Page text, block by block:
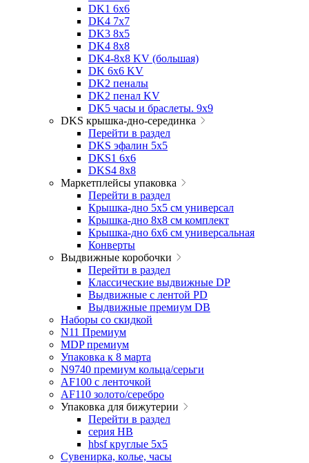
DK1 6x6
DK4 7х7
DK3 8x5
DK4 8x8
DK4-8x8 KV (большая)
DK 6х6 KV
DK2 пеналы
DK2 пенал KV
DK5 часы и браслеты. 9x9
DKS крышка-дно-серединка
Перейти в раздел
DKS эфалин 5x5
DKS1 6x6
DKS4 8x8
Маркетплейсы упаковка
Перейти в раздел
Крышка-дно 5x5 см универсал
Крышка-дно 8x8 см комплект
Крышка-дно 6x6 см универсальная
Конверты
Выдвижные коробочки
Перейти в раздел
Классические выдвижные DP
Выдвижные с лентой PD
Выдвижные премиум DB
Наборы со скидкой
N11 Премиум
MDP премиум
Упаковка к 8 марта
N9740 премиум кольца/серьги
AF100 с ленточкой
AF110 золото/серебро
Упаковка для бижутерии
Перейти в раздел
серия HB
hbsf круглые 5x5
Сувенирка, колье, часы